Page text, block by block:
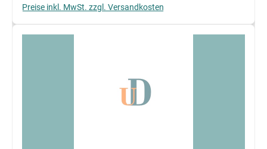
Preise inkl. MwSt. zzgl. Versandkosten